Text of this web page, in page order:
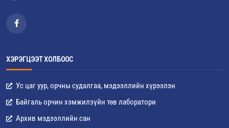
ХЭРЭГЦЭЭТ ХОЛБООС
Ус цаг уур, орчны судалгаа, мэдээллийн хүрээлэн
Байгаль орчин хэмжилзүйн төв лаборатори
Архив мэдээллийн сан